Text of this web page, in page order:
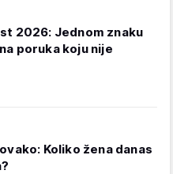
2026: Jednom znaku
poruka koju nije
Koliko žena danas